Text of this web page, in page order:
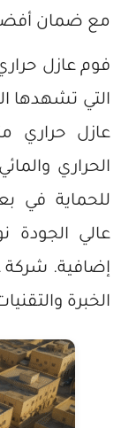
مع ضمان
فوم عازل
التي تشهدها
عازل حراري
الحراري
للحماية في
عالي الجودة
إضافية. شركة
الخبرة